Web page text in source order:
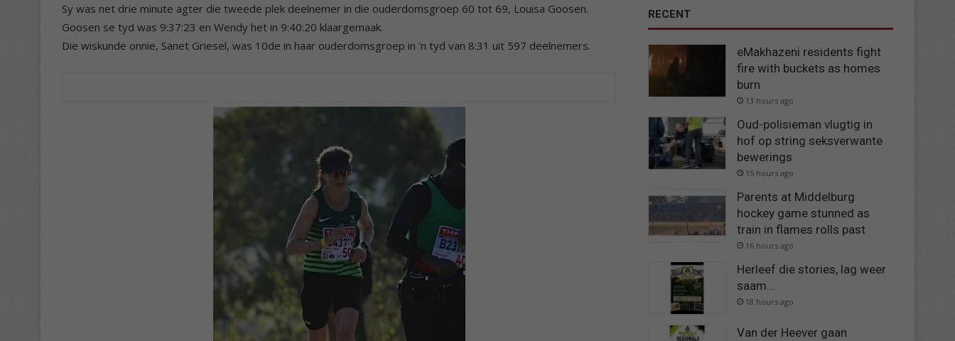
Sy was net drie minute agter die tweede plek deelnemer in die ouderdomsgroep 60 tot 69, Louisa Goosen.
Goosen se tyd was 9:37:23 en Wendy het in 9:40:20 klaargemaak.
Die wiskunde onnie, Sanet Griesel, was 10de in haar ouderdomsgroep in ’n tyd van 8:31 uit 597 deelnemers.
RECENT
eMakhazeni residents fight
fire with buckets as homes
burn
13 hours ago
Oud-polisieman vlugtig in
hof op string seksverwante
bewerings
15 hours ago
Parents at Middelburg
hockey game stunned as
train in flames rolls past
16 hours ago
Herleef die stories, lag weer
saam…
18 hours ago
Van der Heever gaan